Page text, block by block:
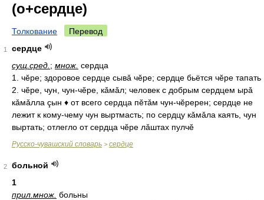
(о+сердце)
Толкование Перевод
1
сердце
сущ. сред. ; множ. сердца
1. чĕре; здоровое сердце сывǎ чĕре; сердце бьётся чĕре тапать
2. чĕре, чун, чун-чĕре, кǎмǎл; человек с добрым сердцем ырǎ
кǎмǎлла çын ♦ от всего сердца пĕтǎм чун-чĕререн; сердце не
лежит к кому-чему чун выртмасть; по сердцу кǎмǎла каять, чун
выртать; отлегло от сердца чĕре лǎштах пулчĕ
Русско-чувашский словарь > сердце
2
больной
1
прил. множ. больны